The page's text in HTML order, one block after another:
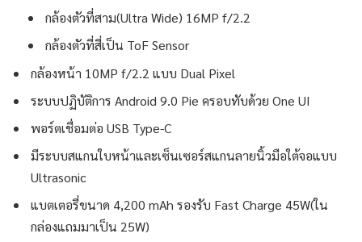
กล้องตัวที่สาม(Ultra Wide) 16MP f/2.2
กล้องตัวที่สี่เป็น ToF Sensor
กล้องหน้า 10MP f/2.2 แบบ Dual Pixel
ระบบปฏิบัติการ Android 9.0 Pie ครอบทับด้วย One UI
พอร์ตเชื่อมต่อ USB Type-C
มีระบบสแกนใบหน้าและเซ็นเซอร์สแกนลายนิ้วมือใต้จอแบบ
Ultrasonic
แบตเตอรี่ขนาด 4,200 mAh รองรับ Fast Charge 45W(ใน
กล่องแถมมาเป็น 25W)